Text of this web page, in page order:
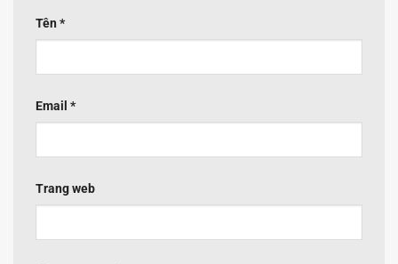
Tên *
Email *
Trang web